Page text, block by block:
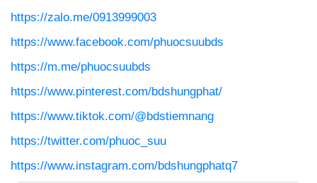
https://zalo.me/0913999003
https://www.facebook.com/phuocsuubds
https://m.me/phuocsuubds
https://www.pinterest.com/bdshungphat/
https://www.tiktok.com/@bdstiemnang
https://twitter.com/phuoc_suu
https://www.instagram.com/bdshungphatq7